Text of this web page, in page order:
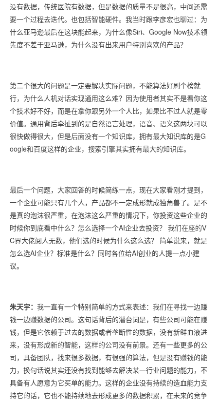
没有数据，传统医院有数据，但是数据的质量不是很高，中间还需
要一个过程去迭代。也包括智能硬件。我当时跟李彦宏也聊过：为
什么亚马逊最后在这块能起来，为什么像Siri、Google Now技术领
先度不差于亚马逊，为什么没有出来用户特别喜欢的产品？
第二个很大的问题是一定要解决实际问题，不能算法好刷个榜就
行，为什么人机对话实现通用这么难？因为使用者其实不是看你这
个技术好不好，而是在拿你跟另外一个人比，如果比不过人就是零
价值。通用背后牵扯到的是自然语言处理，语音、语义这两块可以
很快做得很大，但是后面没有一个知识库，拥有最大知识库的是G
oogle和百度这样的企业，搜索引擎其实拥有最大的知识库。
最后一个问题，大家回答的时候简练一点，现在大家看刚才提到，
一个企业可能只有几个人，产品都不一定成形就成独角兽了。是不
是真的泡沫很严重，在泡沫这么严重的情况下，你投资这些企业的
时候你到底看中什么？怎么选择一个AI企业去投资？ 我们在座的V
C界大佬阅人无数，他们选的时候为什么这么选？ 简单说来，就是
怎么选AI企业？标准是什么？同时各位给AI创业的人提一点小建
议。
朱天宇： 我一直有一个特别简单的方式来表述：我们在寻找一边赚
钱一边赚数据的公司。这句话背后的潜台词是，有些公司可能在赚
钱，但是它依赖于过去的数据或者垄断性的数据，没有新鲜血液进
来，没有形成新的智能，这样的公司没有前景。还有一些更多的公
司，具备团队，找来很多数据，有很强的算法，但是没有赚钱的能
力，换句话说其实还没有找到能够去解决某一行业问题的能力，不
具备有人愿意为它买单的能力。这样的企业没有持续的造血能力支
持它的话，它也不能持续地去形成更多的数据积累，在未来的竞争